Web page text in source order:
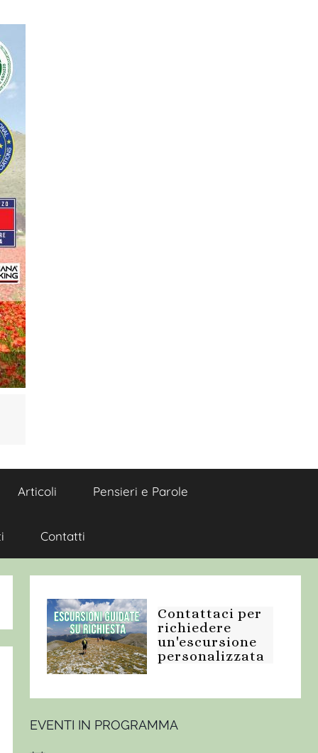
Articoli Pensieri e Parole
Contatti
Contattaci per
richiedere
un'escursione
personalizzata
EVENTI IN PROGRAMMA